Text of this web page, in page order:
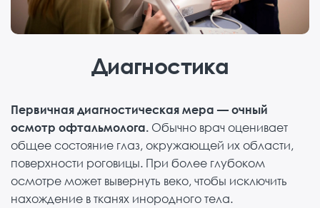
Диагностика
Первичная диагностическая мера — очный
осмотр офтальмолога. Обычно врач оценивает
общее состояние глаз, окружающей их области,
поверхности роговицы. При более глубоком
осмотре может вывернуть веко, чтобы исключить
нахождение в тканях инородного тела.